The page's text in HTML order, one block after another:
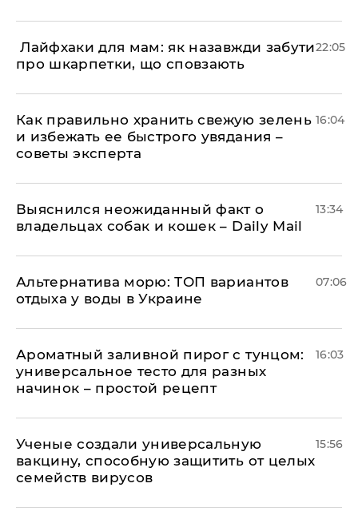
​ Лайфхаки для мам: як назавжди забути
про шкарпетки, що сповзають
22:05
Как правильно хранить свежую зелень
и избежать ее быстрого увядания –
советы эксперта
16:04
Выяснился неожиданный факт о
владельцах собак и кошек – Daily Mail
13:34
Альтернатива морю: ТОП вариантов
отдыха у воды в Украине
07:06
Ароматный заливной пирог с тунцом:
универсальное тесто для разных
начинок – простой рецепт
16:03
Ученые создали универсальную
вакцину, способную защитить от целых
семейств вирусов
15:56